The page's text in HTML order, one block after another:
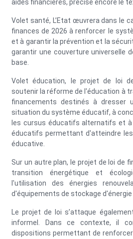
aides financières, précise encore le
Volet santé, L’Etat œuvrera dans le
finances de 2026 à renforcer le
et à garantir la prévention et la
garantir une couverture universelle
base.
Volet éducation, le projet de loi
soutenir la réforme de l'éducation à
financements destinés à dresser
situation du système éducatif, à
les cursus éducatifs alternatifs et à
éducatifs permettant d'atteindre
éducative.
Sur un autre plan, le projet de loi de
transition énergétique et
l'utilisation des énergies
d'équipements de stockage d'énergie
Le projet de loi s’attaque
informel. Dans ce contexte, il
dispositions permettant de